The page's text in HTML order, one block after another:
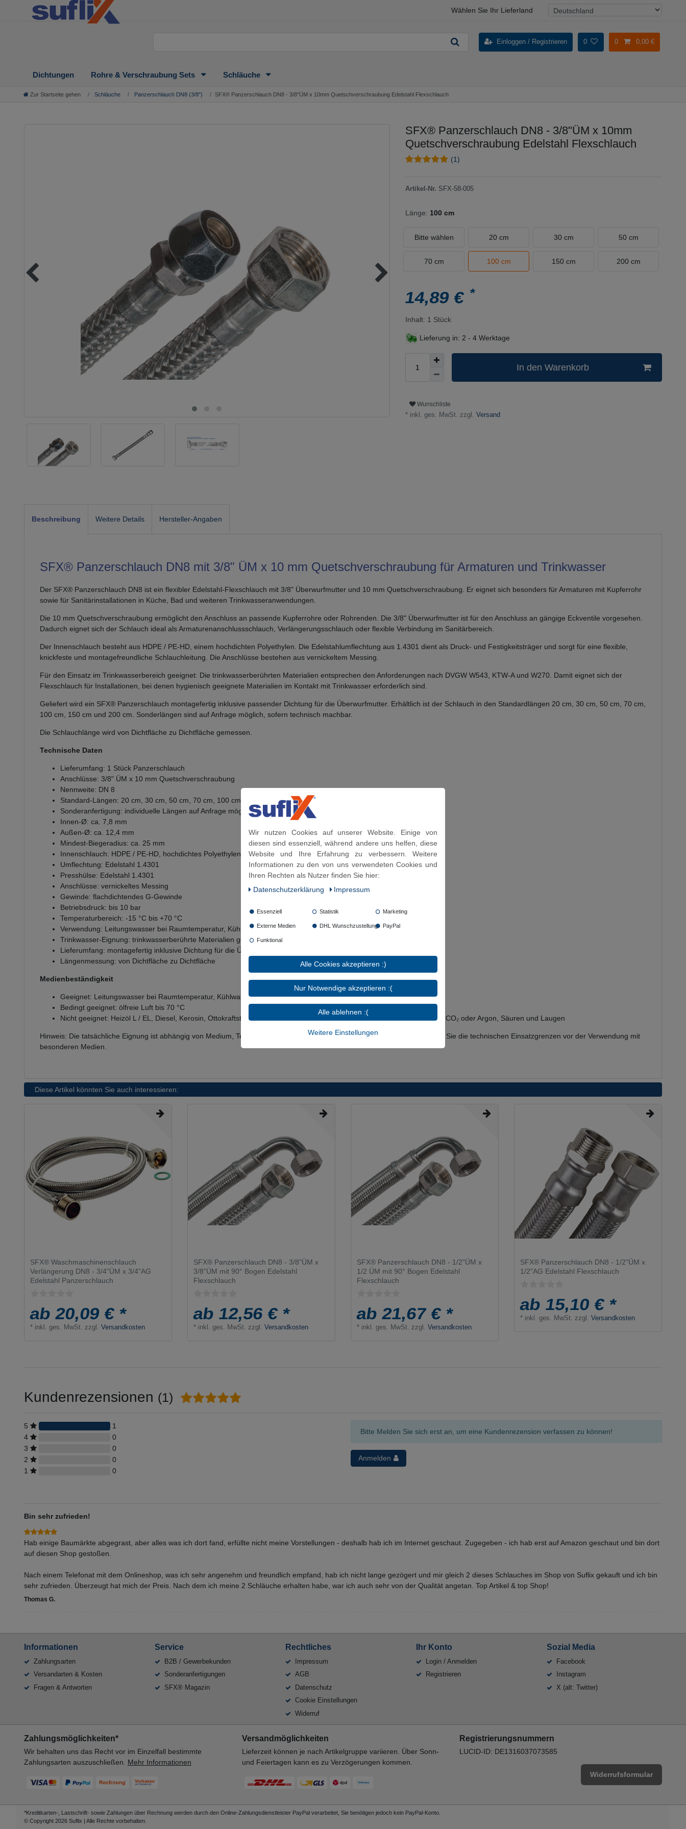
Wählen Sie Ihr Lieferland
Einloggen / Registrieren 0 0 0,00 €
Dichtungen Rohre & Verschraubung Sets Schläuche
Zur Startseite gehen Schläuche Panzerschlauch DN8 (3/8") SFX® Panzerschlauch DN8 - 3/8"ÜM x 10mm Quetschverschraubung Edelstahl Flexschlauch
SFX® Panzerschlauch DN8 - 3/8"ÜM x 10mm
Quetschverschraubung Edelstahl Flexschlauch
(1)
Artikel-Nr. SFX-58-005
Länge: 100 cm
Bitte wählen 20 cm 30 cm 50 cm
70 cm 100 cm 150 cm 200 cm
14,89 €*
Inhalt: 1 Stück
Lieferung in: 2 - 4 Werktage
In den Warenkorb
Wunschliste
* inkl. ges. MwSt. zzgl. Versand
Beschreibung Weitere Details Hersteller-Angaben
SFX® Panzerschlauch DN8 mit 3/8" ÜM x 10 mm Quetschverschraubung für Armaturen und Trinkwasser
Der SFX® Panzerschlauch DN8 ist ein flexibler Edelstahl-Flexschlauch mit 3/8" Überwurfmutter und 10 mm Quetschverschraubung. Er eignet sich besonders für Armaturen mit Kupferrohr
sowie für Sanitärinstallationen in Küche, Bad und weiteren Trinkwasseranwendungen.
Die 10 mm Quetschverschraubung ermöglicht den Anschluss an passende Kupferrohre oder Rohrenden. Die 3/8" Überwurfmutter ist für den Anschluss an gängige Eckventile vorgesehen.
Dadurch eignet sich der Schlauch ideal als Armaturenanschlussschlauch, Verlängerungsschlauch oder flexible Verbindung im Sanitärbereich.
Der Innenschlauch besteht aus HDPE / PE-HD, einem hochdichten Polyethylen. Die Edelstahlumflechtung aus 1.4301 dient als Druck- und Festigkeitsträger und sorgt für eine flexible,
knickfeste und montagefreundliche Schlauchleitung. Die Anschlüsse bestehen aus vernickeltem Messing.
Für den Einsatz im Trinkwasserbereich geeignet: Die trinkwasserberührten Materialien entsprechen den Anforderungen nach DVGW W543, KTW-A und W270. Damit eignet sich der
Flexschlauch für Installationen, bei denen hygienisch geeignete Materialien im Kontakt mit Trinkwasser erforderlich sind.
Geliefert wird ein SFX® Panzerschlauch montagefertig inklusive passender Dichtung für die Überwurfmutter. Erhältlich ist der Schlauch in den Standardlängen 20 cm, 30 cm, 50 cm, 70 cm,
100 cm, 150 cm und 200 cm. Sonderlängen sind auf Anfrage möglich, sofern technisch machbar.
Die Schlauchlänge wird von Dichtfläche zu Dichtfläche gemessen.
Technische Daten
Lieferumfang: 1 Stück Panzerschlauch
Anschlüsse: 3/8" ÜM x 10 mm Quetschverschraubung
Nennweite: DN 8
Standard-Längen: 20 cm, 30 cm, 50 cm, 70 cm, 100 cm, 150 cm und 200 cm
Sonderanfertigung: individuelle Längen auf Anfrage möglich, sofern technisch machbar
Innen-Ø: ca. 7,8 mm
Außen-Ø: ca. 12,4 mm
Mindest-Biegeradius: ca. 25 mm
Innenschlauch: HDPE / PE-HD, hochdichtes Polyethylen
Umflechtung: Edelstahl 1.4301
Presshülse: Edelstahl 1.4301
Anschlüsse: vernickeltes Messing
Gewinde: flachdichtendes G-Gewinde
Betriebsdruck: bis 10 bar
Temperaturbereich: -15 °C bis +70 °C
Verwendung: Leitungswasser bei Raumtemperatur, Kühlwasser mit Glykolbeimischung
Trinkwasser-Eignung: trinkwasserberührte Materialien gemäß DVGW W543, KTW-A und W270
Lieferumfang: montagefertig inklusive Dichtung für die Überwurfmutter
Längenmessung: von Dichtfläche zu Dichtfläche
Medienbeständigkeit
Geeignet: Leitungswasser bei Raumtemperatur, Kühlwasser mit Glykolbeimischung
Bedingt geeignet: ölfreie Luft bis 70 °C
Nicht geeignet: Heizöl L / EL, Diesel, Kerosin, Ottokraftstoff, Methanol, Ethanol, Hydrauliköl, Motorenöl, Schutzgase wie CO₂ oder Argon, Säuren und Laugen
Hinweis: Die tatsächliche Eignung ist abhängig von Medium, Temperatur, Druck, Konzentration und Einsatzdauer. Bitte prüfen Sie die technischen Einsatzgrenzen vor der Verwendung mit
besonderen Medien.
Diese Artikel könnten Sie auch interessieren:
SFX® Waschmaschinenschlauch
Verlängerung DN8 - 3/4"ÜM x 3/4"AG
Edelstahl Panzerschlauch
ab 20,09 € *
* inkl. ges. MwSt. zzgl.Versandkosten
SFX® Panzerschlauch DN8 - 3/8"ÜM x
3/8"ÜM mit 90° Bogen Edelstahl
Flexschlauch
ab 12,56 € *
* inkl. ges. MwSt. zzgl.Versandkosten
SFX® Panzerschlauch DN8 - 1/2"ÜM x
1/2 ÜM mit 90° Bogen Edelstahl
Flexschlauch
ab 21,67 € *
* inkl. ges. MwSt. zzgl.Versandkosten
SFX® Panzerschlauch DN8 - 1/2"ÜM x
1/2"AG Edelstahl Flexschlauch
ab 15,10 € *
* inkl. ges. MwSt. zzgl.Versandkosten
Kundenrezensionen (1)
5
1
4
0
3
0
2
0
1
0
Bitte Melden Sie sich erst an, um eine Kundenrezension verfassen zu können!
Anmelden
Bin sehr zufrieden!
Hab einige Baumärkte abgegrast, aber alles was ich dort fand, erfüllte nicht meine Vorstellungen - deshalb hab ich im Internet geschaut. Zugegeben - ich hab erst auf Amazon geschaut und bin dort
auf diesen Shop gestoßen.
Nach einem Telefonat mit dem Onlineshop, was ich sehr angenehm und freundlich empfand, hab ich nicht lange gezögert und mir gleich 2 dieses Schlauches im Shop von Suflix gekauft und ich bin
sehr zufrieden. Überzeugt hat mich der Preis. Nach dem ich meine 2 Schläuche erhalten habe, war ich auch sehr von der Qualität angetan. Top Artikel & top Shop!
Thomas G.
Informationen
Zahlungsarten
Versandarten & Kosten
Fragen & Antworten
Service
B2B / Gewerbekunden
Sonderanfertigungen
SFX® Magazin
Rechtliches
Impressum
AGB
Datenschutz
Cookie Einstellungen
Widerruf
Ihr Konto
Login / Anmelden
Registrieren
Sozial Media
Facebook
Instagram
X (alt: Twitter)
Zahlungsmöglichkeiten*
Wir behalten uns das Recht vor im Einzelfall bestimmte
Zahlungsarten auszuschließen. Mehr Informationen
Versandmöglichkeiten
Lieferzeit können je nach Artikelgruppe variieren. Über Sonn-
und Feiertagen kann es zu Verzögerungen kommen.
Registrierungsnummern
LUCID-ID: DE1316037073585
Widerrufsformular
*Kreditkarten-, Lastschrift- sowie Zahlungen über Rechnung werden durch den Online-Zahlungsdienstleister PayPal verarbeitet, Sie benötigen jedoch kein PayPal-Konto.
© Copyright 2026 Suflix | Alle Rechte vorbehalten.
Wir nutzen Cookies auf unserer Website. Einige von
diesen sind essenziell, während andere uns helfen, diese
Website und Ihre Erfahrung zu verbessern. Weitere
Informationen zu den von uns verwendeten Cookies und
Ihren Rechten als Nutzer finden Sie hier:
Daten­schutz­erklärung
Impressum
Essenziell Statistik Marketing
Externe Medien DHL Wunschzustellung PayPal
Funktional
Alle Cookies akzeptieren :)
Nur Notwendige akzeptieren :(
Alle ablehnen :(
Weitere Einstellungen